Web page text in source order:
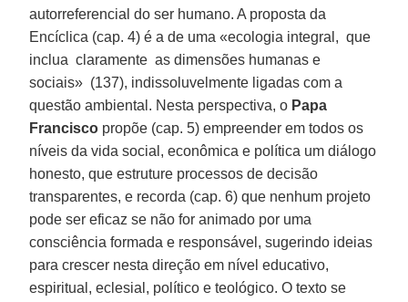
autorreferencial do ser humano. A proposta da
Encíclica (cap. 4) é a de uma «ecologia integral, que
inclua claramente as dimensões humanas e
sociais» (137), indissoluvelmente ligadas com a
questão ambiental. Nesta perspectiva, o Papa
Francisco propõe (cap. 5) empreender em todos os
níveis da vida social, econômica e política um diálogo
honesto, que estruture processos de decisão
transparentes, e recorda (cap. 6) que nenhum projeto
pode ser eficaz se não for animado por uma
consciência formada e responsável, sugerindo ideias
para crescer nesta direção em nível educativo,
espiritual, eclesial, político e teológico. O texto se